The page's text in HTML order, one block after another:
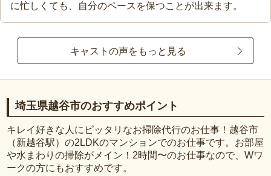
に忙しくても、自分のペースを保つことが出来ます。
キャストの声をもっと見る
埼玉県越谷市のおすすめポイント
キレイ好きな人にピッタリなお掃除代行のお仕事！越谷市
（新越谷駅）の2LDKのマンションでのお仕事です。お部屋
や水まわりの掃除がメイン！2時間〜のお仕事なので、Wワ
ークの方にもおすすめです。